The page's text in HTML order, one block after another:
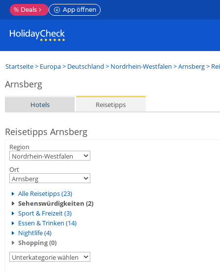
% Deals App öffnen
Startseite> Europa> Deutschland > Nordrhein-Westfalen >Arnsberg>
Arnsberg
Hotels Reisetipps
Reisetipps Arnsberg
Region
Ort
Alle Reisetipps (23)
Sehenswürdigkeiten (2)
Sport & Freizeit (3)
Essen & Trinken (14)
Nightlife (4)
Shopping (0)